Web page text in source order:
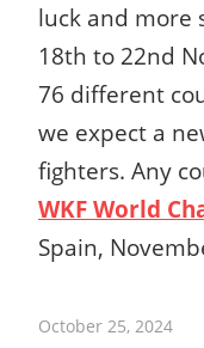
luck and more
18th to 22nd
76 different
we expect a
fighters. Any
WKF World
Spain,
October 25, 2024